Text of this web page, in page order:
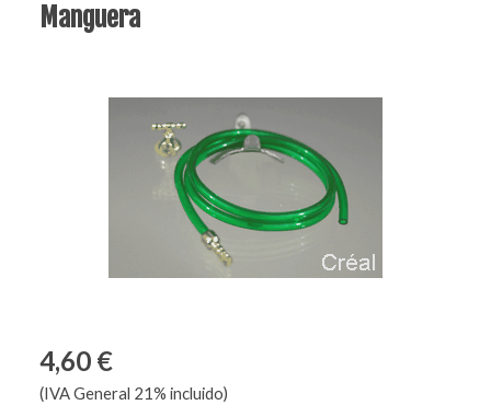
Manguera
4,60 €
(IVA General 21% incluido)